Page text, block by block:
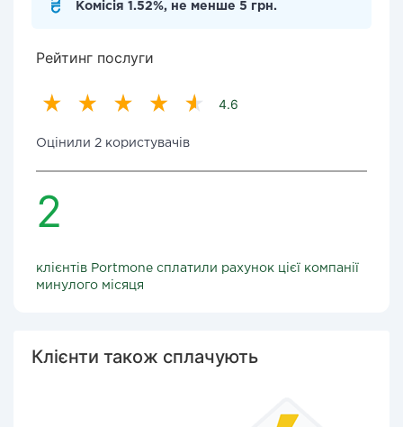
Комісія 1.52%, не менше 5 грн.
Рейтинг послуги
4.6
Оцінили 2 користувачів
2
клієнтів Portmone сплатили рахунок цієї компанії
минулого місяця
Клієнти також сплачують